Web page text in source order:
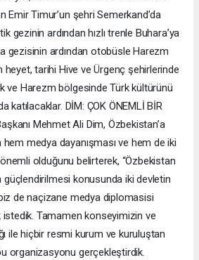
Emir Timur’un şehri Semerkand’da
gezinin ardından hızlı trenle Buhara’ya
gezisinin ardından otobüsle Harezm
tarihi Hive ve Ürgenç şehirlerinde
ve Harezm bölgesinde Türk kültürünü
katılacaklar. DİM: ÇOK ÖNEMLİ BİR
Mehmet Ali Dim, Özbekistan’a
medya dayanışması ve hem de iki
olduğunu belirterek, “Özbekistan
güçlendirilmesi konusunda iki devletin
de naçizane medya diplomasisi
istedik. Tamamen konseyimizin ve
ile hiçbir resmi kurum ve kuruluştan
organizasyonu gerçekleştirdik.